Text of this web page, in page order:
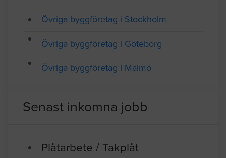
Övriga byggföretag i Stockholm
Övriga byggföretag i Göteborg
Övriga byggföretag i Malmö
Senast inkomna jobb
Plåtarbete / Takplåt